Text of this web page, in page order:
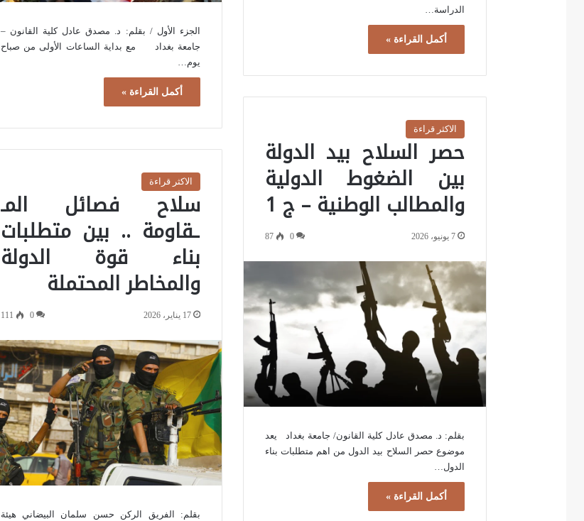
الدراسة…
أكمل القراءة »
الجزء الأول / بقلم: د. مصدق عادل كلية القانون –
جامعة بغداد مع بداية الساعات الأولى من صباح
يوم…
أكمل القراءة »
الاكثر قراءة
حصر السلاح بيد الدولة
بين الضغوط الدولية
والمطالب الوطنية – ج 1
7 يونيو، 2026 0
87
بقلم: د. مصدق عادل كلية القانون/ جامعة بغداد يعد
موضوع حصر السلاح بيد الدول من اهم متطلبات بناء
الدول…
أكمل القراءة »
الاكثر قراءة
سلاح فصائل المـ
ـقاومة .. بين متطلبات
بناء قوة الدولة
والمخاطر المحتملة
17 يناير، 2026 0
111
بقلم: الفريق الركن حسن سلمان البيضاني هيئة